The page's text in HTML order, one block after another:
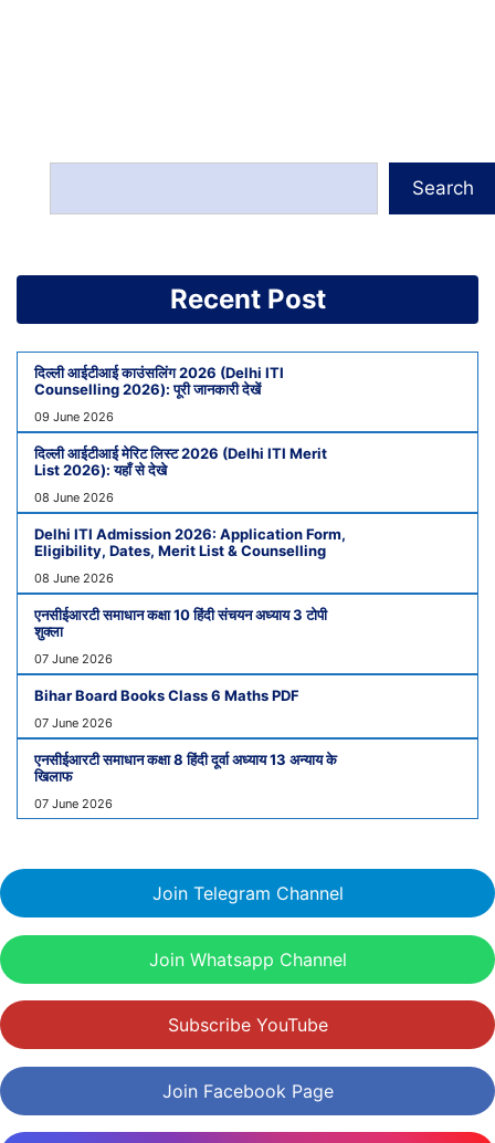
Search
Recent Post
दिल्ली आईटीआई काउंसलिंग 2026 (Delhi ITI
Counselling 2026): पूरी जानकारी देखें
09 June 2026
दिल्ली आईटीआई मेरिट लिस्ट 2026 (Delhi ITI Merit
List 2026): यहाँ से देखे
08 June 2026
Delhi ITI Admission 2026: Application Form,
Eligibility, Dates, Merit List & Counselling
08 June 2026
एनसीईआरटी समाधान कक्षा 10 हिंदी संचयन अध्याय 3 टोपी
शुक्ला
07 June 2026
Bihar Board Books Class 6 Maths PDF
07 June 2026
एनसीईआरटी समाधान कक्षा 8 हिंदी दूर्वा अध्याय 13 अन्याय के
खिलाफ
07 June 2026
Join Telegram Channel
Join Whatsapp Channel
Subscribe YouTube
Join Facebook Page